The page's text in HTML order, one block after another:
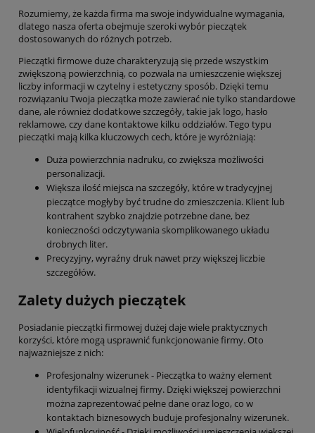
Rozumiemy, że każda firma ma swoje indywidualne wymagania,
dlatego nasza oferta obejmuje szeroki wybór pieczątek
dostosowanych do różnych potrzeb.
Pieczątki firmowe duże charakteryzują się przede wszystkim
zwiększoną powierzchnią, co pozwala na umieszczenie większej
liczby informacji w czytelny i estetyczny sposób. Dzięki temu
rozwiązaniu Twoja pieczątka może zawierać nie tylko standardowe
dane, ale również dodatkowe szczegóły, takie jak logo, hasło
reklamowe, czy dane kontaktowe kilku oddziałów. Tego typu
pieczątki mają kilka kluczowych cech, które je wyróżniają:
Duża powierzchnia nadruku, co zwiększa możliwości
personalizacji.
Większa ilość miejsca na szczegóły, które w tradycyjnej
pieczątce mogłyby być trudne do zmieszczenia. Klient lub
kontrahent szybko znajdzie potrzebne dane, bez
konieczności odczytywania skomplikowanego układu
drobnych liter.
Precyzyjny, wyraźny druk nawet przy większej liczbie
szczegółów.
Zalety dużych pieczątek
Posiadanie pieczątki firmowej dużej daje wiele praktycznych
korzyści, które mogą usprawnić funkcjonowanie firmy. Oto
najważniejsze z nich:
Profesjonalny wizerunek - Pieczątka to ważny element
identyfikacji wizualnej firmy. Dzięki większej powierzchni
można zaprezentować pełne dane oraz logo, co w
kontaktach biznesowych buduje profesjonalny wizerunek.